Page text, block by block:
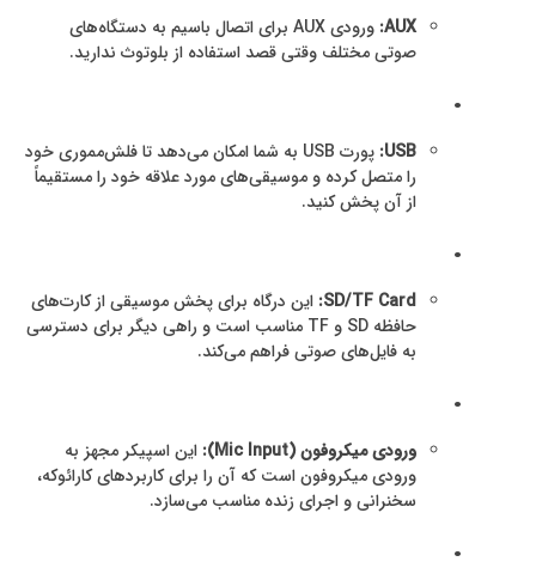
AUX:
ورودی AUX برای اتصال باسیم به دستگاه‌های
صوتی مختلف وقتی قصد استفاده از بلوتوث ندارید.
.
USB:
پورت USB به شما امکان می‌دهد تا فلش‌مموری خود
را متصل کرده و موسیقی‌های مورد علاقه خود را مستقیماً
از آن پخش کنید.
.
SD/TF Card: این درگاه برای پخش موسیقی از کارت‌های
حافظه SD و TF مناسب است و راهی دیگر برای دسترسی
به فایل‌های صوتی فراهم می‌کند.
.
ورودی میکروفون (Mic Input):
این اسپیکر مجهز به
ورودی میکروفون است که آن را برای کاربردهای کارائوکه،
سخنرانی و اجرای زنده مناسب می‌سازد.
.